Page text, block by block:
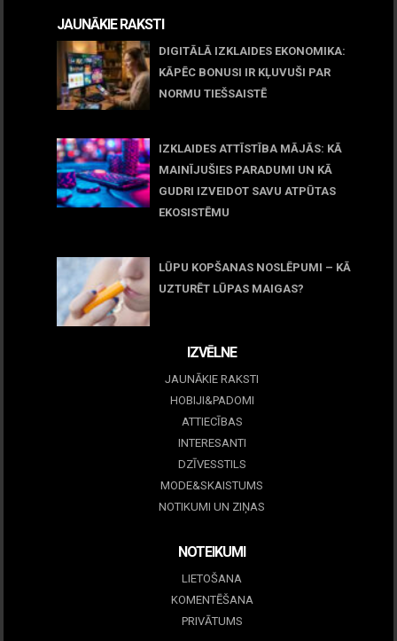
JAUNĀKIE RAKSTI
DIGITĀLĀ IZKLAIDES EKONOMIKA:
KĀPĒC BONUSI IR KĻUVUŠI PAR
NORMU TIEŠSAISTĒ
IZKLAIDES ATTĪSTĪBA MĀJĀS: KĀ
MAINĪJUŠIES PARADUMI UN KĀ
GUDRI IZVEIDOT SAVU ATPŪTAS
EKOSISTĒMU
LŪPU KOPŠANAS NOSLĒPUMI – KĀ
UZTURĒT LŪPAS MAIGAS?
IZVĒLNE
JAUNĀKIE RAKSTI
HOBIJI&PADOMI
ATTIECĪBAS
INTERESANTI
DZĪVESSTILS
MODE&SKAISTUMS
NOTIKUMI UN ZIŅAS
NOTEIKUMI
LIETOŠANA
KOMENTĒŠANA
PRIVĀTUMS